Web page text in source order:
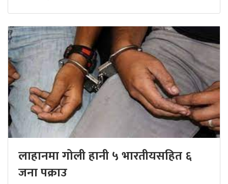
लाहानमा गोली हानी ५ भारतीयसहित ६
जना पक्राउ